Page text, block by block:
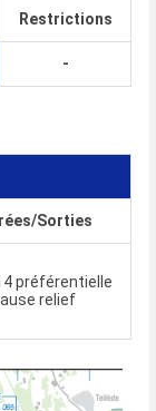
Restrictions
-
Sorties
préférentielle
relief